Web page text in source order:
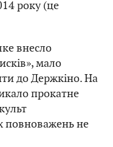
року (це
внесло
мало
до Держкіно. На
прокатне
повноважень не